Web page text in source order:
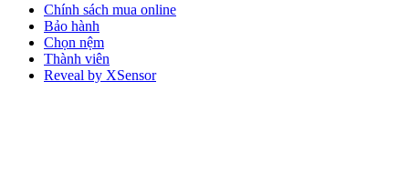
Chính sách mua online
Bảo hành
Chọn nệm
Thành viên
Reveal by XSensor